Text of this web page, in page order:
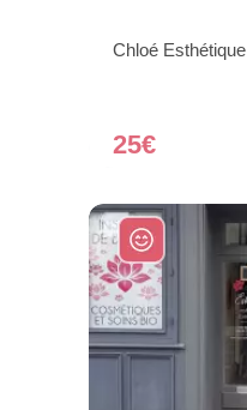
Chloé Esthétique
25€